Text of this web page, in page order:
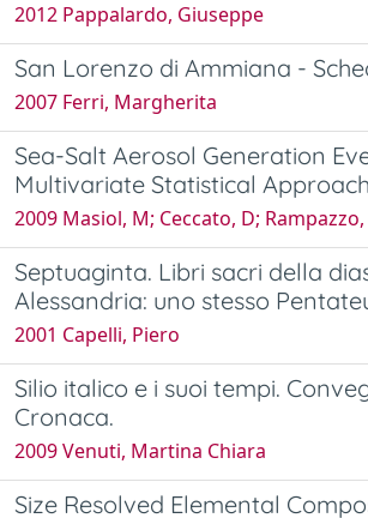
2012 Pappalardo, Giuseppe
San Lorenzo di Ammiana -
2007 Ferri, Margherita
Sea-Salt Aerosol Generation
Multivariate Statistical
2009 Masiol, M; Ceccato, D;
Septuaginta. Libri sacri della
Alessandria: uno stesso
2001 Capelli, Piero
Silio italico e i suoi tempi.
Cronaca.
2009 Venuti, Martina Chiara
Size Resolved Elemental